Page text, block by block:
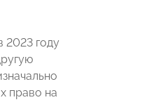
2023 году
право на